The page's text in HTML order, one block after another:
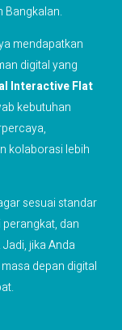
Bangkalan.
mendapatkan
digital yang
Interactive Flat
kebutuhan
kolaborasi lebih
sesuai standar
dan
jika Anda
depan digital